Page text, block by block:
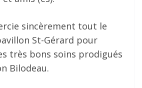
sincèrement tout le
St-Gérard pour
très bons soins prodigués
Bilodeau.